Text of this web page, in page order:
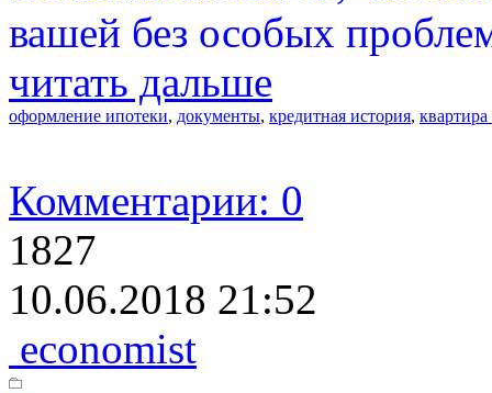
вашей без особых
читать дальше
оформление ипотеки, документы, кредитная история,
Комментарии: 0
1827
10.06.2018 21:52
economist